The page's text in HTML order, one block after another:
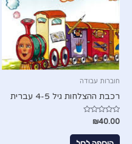
חוברות עבודה
רכבת ההצלחות גיל 4-5 עברית
דורג
0
מתוך
₪40.00